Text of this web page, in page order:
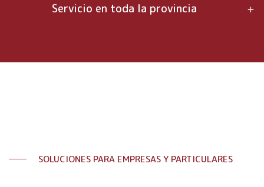
Servicio en toda la provincia
SOLUCIONES PARA EMPRESAS Y PARTICULARES